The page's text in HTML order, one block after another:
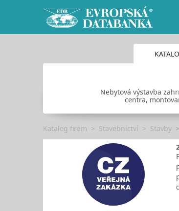
Nebytová výstavba
centra,
Katalog firem Stavebnictví Stavby